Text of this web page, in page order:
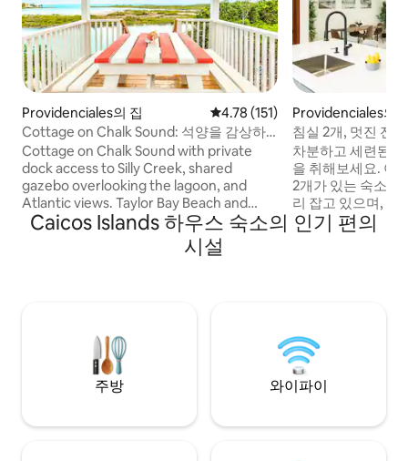
Providenciales의 집 평점 4.78점(5점 만점), 후기 151
4.78 (151)
Cottage on Chalk Sound: 석양을 감상하
며 부두 즐기기
Cottage on Chalk Sound with private
dock access to Silly Creek, shared
gazebo overlooking the lagoon, and
Atlantic views. Taylor Bay Beach and
Sapodilla Bay Beach are 4–5 minutes by
car. South Providenciales location offers
quiet residential setting 24 minutes from
Providenciales의
침실 2개, 멋진 전망
차분하고 세련된
을 취해보세요. 이
2개가 있는 숙소는
리 잡고 있으며, 숨
있는 평화로운 한
거리는 그레이스
리로 가깝습니다.
테일러베이 & 사
Caicos Islands 하우스 숙소의 인기 편의
시설
주방 와이파이